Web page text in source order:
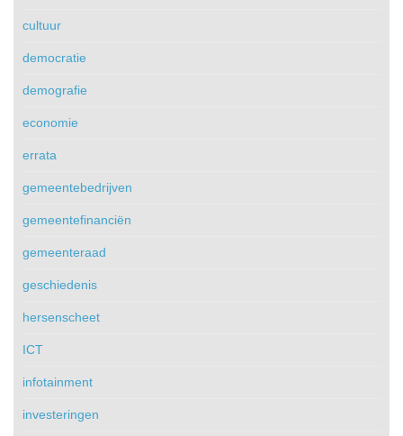
cultuur
democratie
demografie
economie
errata
gemeentebedrijven
gemeentefinanciën
gemeenteraad
geschiedenis
hersenscheet
ICT
infotainment
investeringen